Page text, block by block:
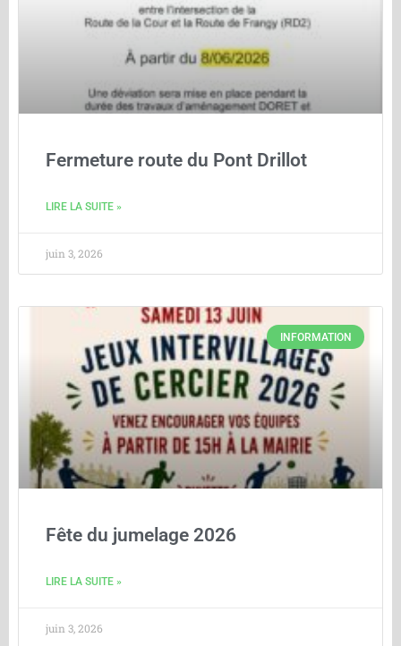
Fermeture route du Pont Drillot
LIRE LA SUITE »
juin 3, 2026
INFORMATION
Fête du jumelage 2026
LIRE LA SUITE »
juin 3, 2026